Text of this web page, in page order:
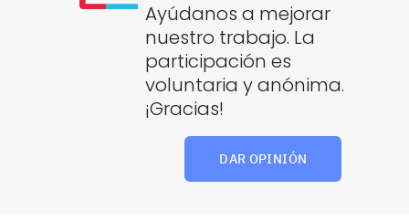
Ayúdanos a mejorar
nuestro trabajo. La
participación es
voluntaria y anónima.
¡Gracias!
DAR OPINIÓN